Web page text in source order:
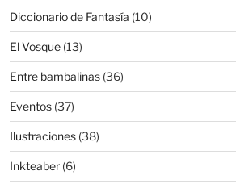
Diccionario de Fantasía (10)
El Vosque(13)
Entre bambalinas(36)
Eventos(37)
Ilustraciones(38)
Inkteaber(6)